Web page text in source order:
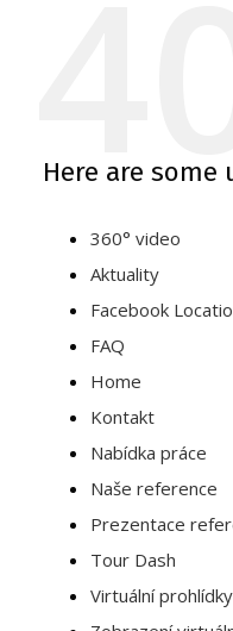
Here are some
360° video
Aktuality
Facebook
FAQ
Home
Kontakt
Nabídka práce
Naše reference
Prezentace
Tour Dash
Virtuální